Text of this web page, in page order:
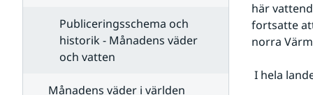
Publiceringsschema och
historik - Månadens väder
och vatten
Månadens väder i världen
här
fortsatte
norra
I hela